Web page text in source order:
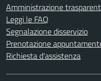
Amministrazione
Leggi le FAQ
Segnalazione disservizio
Prenotazione
Richiesta d'assistenza